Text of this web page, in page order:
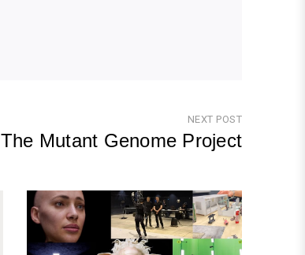
NEXT POST
The Mutant Genome Project